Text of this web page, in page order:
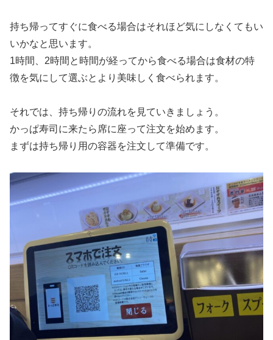
持ち帰ってすぐに食べる場合はそれほど気にしなくてもい
いかなと思います。
1時間、2時間と時間が経ってから食べる場合は食材の特
徴を気にして選ぶとより美味しく食べられます。
それでは、持ち帰りの流れを見ていきましょう。
かっぱ寿司に来たら席に座って注文を始めます。
まずは持ち帰り用の容器を注文して準備です。